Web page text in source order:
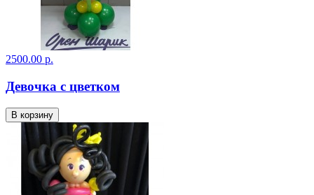
2500.00 р.
Девочка с цветком
В корзину